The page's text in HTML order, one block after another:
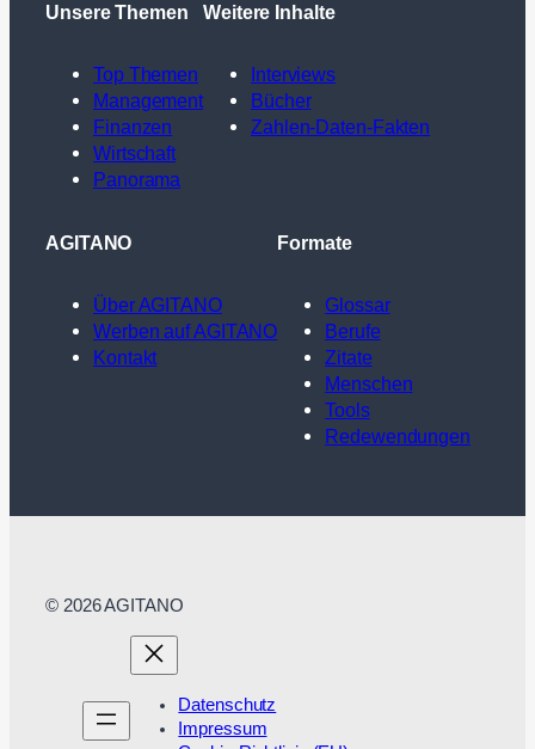
Unsere Themen
Top Themen
Management
Finanzen
Wirtschaft
Panorama
Weitere Inhalte
Interviews
Bücher
Zahlen-Daten-Fakten
AGITANO
Über AGITANO
Werben auf AGITANO
Kontakt
Formate
Glossar
Berufe
Zitate
Menschen
Tools
Redewendungen
© 2026 AGITANO
Datenschutz
Impressum